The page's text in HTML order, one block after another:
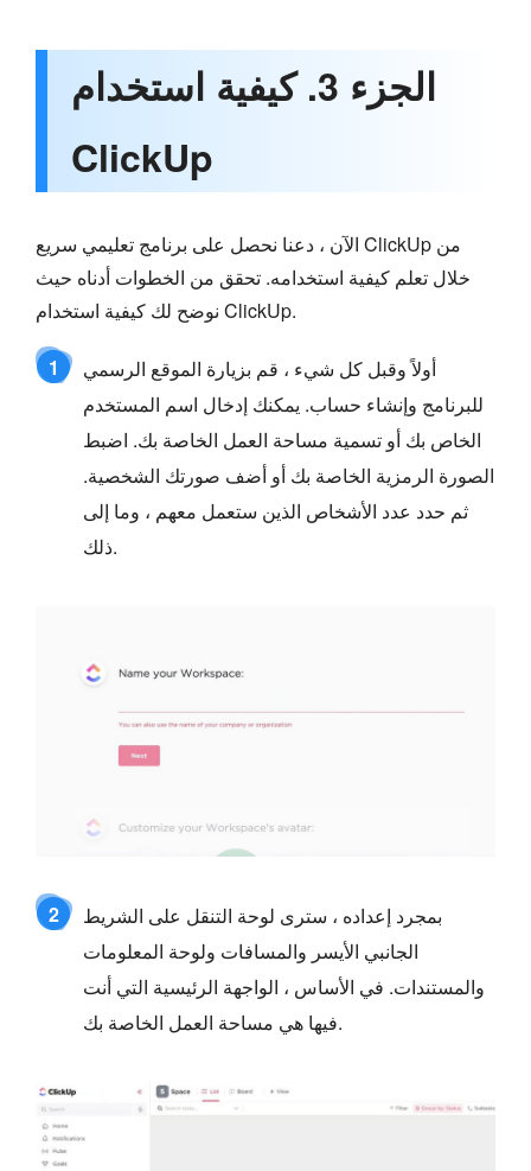
الجزء 3. كيفية استخدام
ClickUp
الآن ، دعنا نحصل على برنامج تعليمي سريع ClickUp من
خلال تعلم كيفية استخدامه. تحقق من الخطوات أدناه حيث
نوضح لك كيفية استخدام ClickUp.
1
أولاً وقبل كل شيء ، قم بزيارة الموقع الرسمي
للبرنامج وإنشاء حساب. يمكنك إدخال اسم المستخدم
الخاص بك أو تسمية مساحة العمل الخاصة بك. اضبط
الصورة الرمزية الخاصة بك أو أضف صورتك الشخصية.
ثم حدد عدد الأشخاص الذين ستعمل معهم ، وما إلى
ذلك.
2
بمجرد إعداده ، سترى لوحة التنقل على الشريط
الجانبي الأيسر والمسافات ولوحة المعلومات
والمستندات. في الأساس ، الواجهة الرئيسية التي أنت
فيها هي مساحة العمل الخاصة بك.